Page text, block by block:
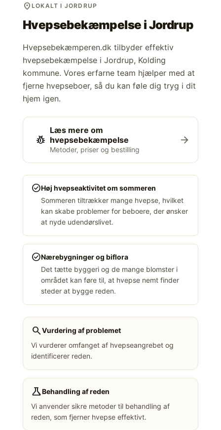
location_on LOKALT I JORDRUP
Hvepsebekæmpelse iJordrup
Hvepsebekæmperen.dk tilbyder effektiv
hvepsebekæmpelse i Jordrup, Kolding
kommune. Vores erfarne team hjælper med at
fjerne hvepseboer, så du kan føle dig tryg i dit
hjem igen.
pest_control
Læs mere om
hvepsebekæmpelse
Metoder, priser og bestilling
arrow_forward
check_circleHøj hvepseaktivitet om sommeren
Sommeren tiltrækker mange hvepse, hvilket
kan skabe problemer for beboere, der ønsker
at nyde udendørslivet.
check_circleNærebygninger og biflora
Det tætte byggeri og de mange blomster i
området kan føre til, at hvepse nemt finder
steder at bygge reden.
searchVurdering af problemet
Vi vurderer omfanget af hvepseangrebet og
identificerer reden.
scienceBehandling af reden
Vi anvender sikre metoder til behandling af
reden, som fjerner hvepse effektivt.